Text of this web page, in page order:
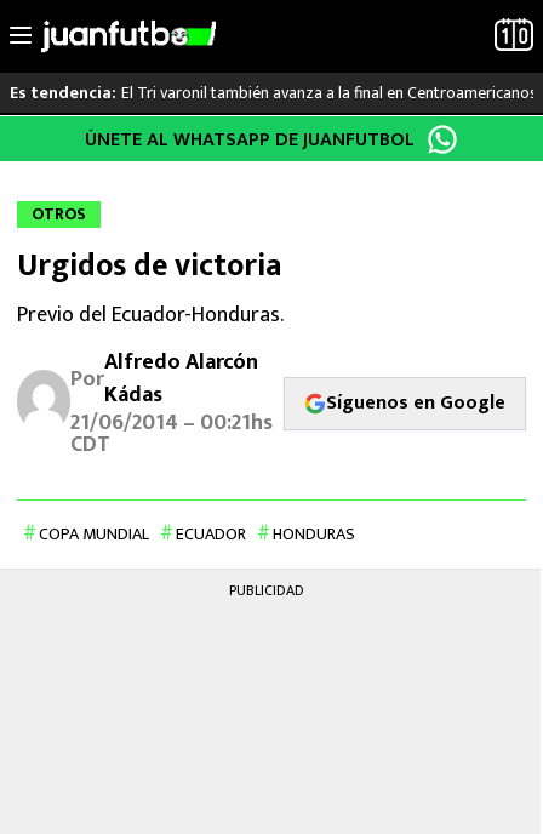
al
Es tendencia: El Tri varonil también avanza a la final en Centroamericanos
LO ÚLTIMO
LIGA MX
RAYADOS
PUMAS
ATLANTE
SELECCIÓN MEXICANA
FUTBOL INTERNACIONAL
MEXICANOS EN EL EXTRANJERO
ÚNETE AL WHATSAPP DE JUANFUTBOL
OTROS
Urgidos de victoria
Previo del Ecuador-Honduras.
PorAlfredo Alarcón
Kádas
21/06/2014 – 00:21hs
CDT
Síguenos en Google
COPA MUNDIAL ECUADOR HONDURAS
PUBLICIDAD